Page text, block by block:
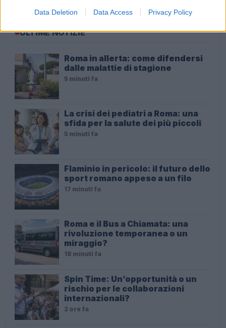
Data Deletion Data Access Privacy Policy
ULTIME NOTIZIE
Roma in allerta: come difendersi
dalle malattie di stagione
5 minuti fa
La crisi dei pediatri a Roma: una
sfida per la salute dei più piccoli
5 minuti fa
Flaminio in pericolo: il futuro dello
sport romano appeso a un filo
17 minuti fa
Roma e il Bus a Chiamata: una
rivoluzione temporanea o un
miraggio?
18 minuti fa
Spin Time: Un’opportunità o un
rischio per le collaborazioni
internazionali?
2 ore fa